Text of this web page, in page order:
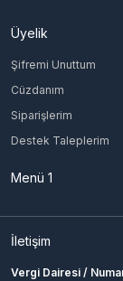
Üyelik
Şifremi Unuttum
Cüzdanım
Siparişlerim
Destek Taleplerim
Menü 1
İletişim
Vergi Dairesi /